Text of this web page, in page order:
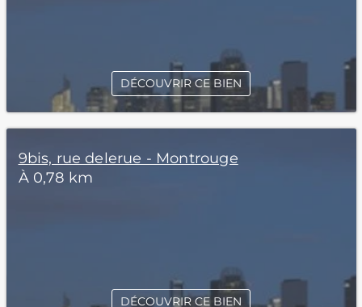
DÉCOUVRIR CE BIEN
9bis, rue delerue - Montrouge
À 0,78 km
DÉCOUVRIR CE BIEN